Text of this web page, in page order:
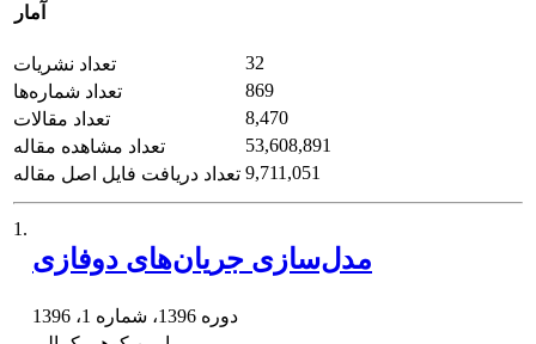
آمار
تعداد نشریات
32
تعداد شماره‌ها
869
تعداد مقالات
8,470
تعداد مشاهده مقاله
53,608,891
تعداد دریافت فایل اصل مقاله 9,711,051
1.
مدل‌سازی جریان‌های دوفازی
دوره 1396، شماره 1، 1396